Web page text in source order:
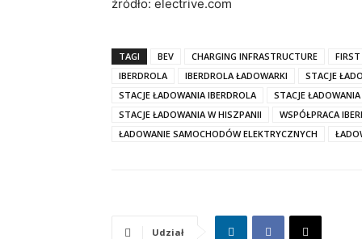
źródło: electrive.com
TAGI BEV CHARGING INFRASTRUCTURE
IBERDROLA
IBERDROLA ŁADOWARKI
STACJE
STACJE ŁADOWANIA IBERDROLA
STACJE
STACJE ŁADOWANIA W HISZPANII
WSPÓŁPRACA
ŁADOWANIE SAMOCHODÓW ELEKTRYCZNYCH
Udział